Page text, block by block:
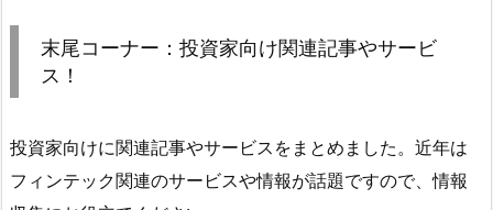
末尾コーナー：投資家向け関連記事やサービ
ス！
投資家向けに関連記事やサービスをまとめました。近年は
フィンテック関連のサービスや情報が話題ですので、情報